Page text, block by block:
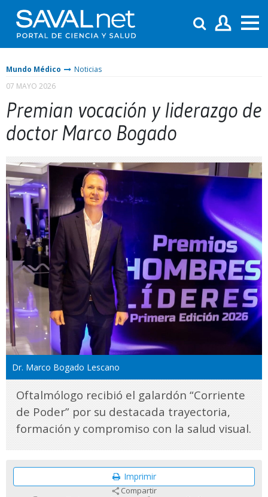
Mundo Médico
Noticias
07 MAYO 2026
Premian vocación y liderazgo de
doctor Marco Bogado
Dr. Marco Bogado Lescano
Oftalmólogo recibió el galardón “Corriente
de Poder” por su destacada trayectoria,
formación y compromiso con la salud visual.
Imprimir
Compartir